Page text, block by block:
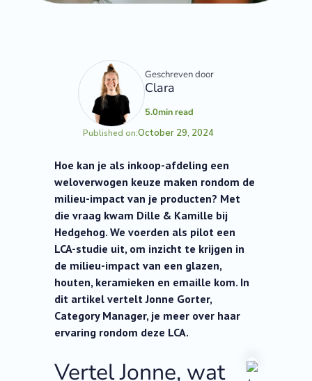
Geschreven door
Clara
5.0min read
Published on:October 29, 2024
Hoe kan je als inkoop-afdeling een
weloverwogen keuze maken rondom de
milieu-impact van je producten? Met
die vraag kwam Dille & Kamille bij
Hedgehog. We voerden als pilot een
LCA-studie uit, om inzicht te krijgen in
de milieu-impact van een glazen,
houten, keramieken en emaille kom. In
dit artikel vertelt Jonne Gorter,
Category Manager, je meer over haar
ervaring rondom deze LCA.
Vertel Jonne, wat